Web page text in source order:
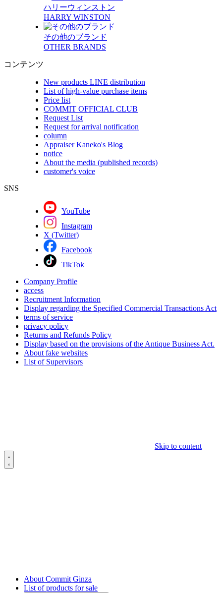
ハリーウィンストン
HARRY WINSTON
その他のブランド
OTHER BRANDS
コンテンツ
New products LINE distribution
List of high-value purchase items
Price list
COMMIT OFFICIAL CLUB
Request List
Request for arrival notification
column
Appraiser Kaneko's Blog
notice
About the media (published records)
customer's voice
SNS
YouTube
Instagram
X (Twitter)
Facebook
TikTok
Company Profile
access
Recruitment Information
Display regarding the Specified Commercial Transactions Act
terms of service
privacy policy
Returns and Refunds Policy
Display based on the provisions of the Antique Business Act.
About fake websites
List of Supervisors
Skip to content
About Commit Ginza
List of products for sale